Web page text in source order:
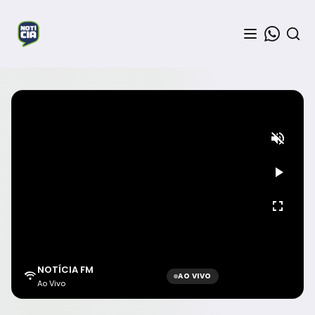
NOTÍCIA FM
Ao Vivo
AO VIVO